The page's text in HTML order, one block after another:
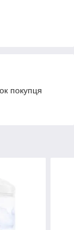
покупця